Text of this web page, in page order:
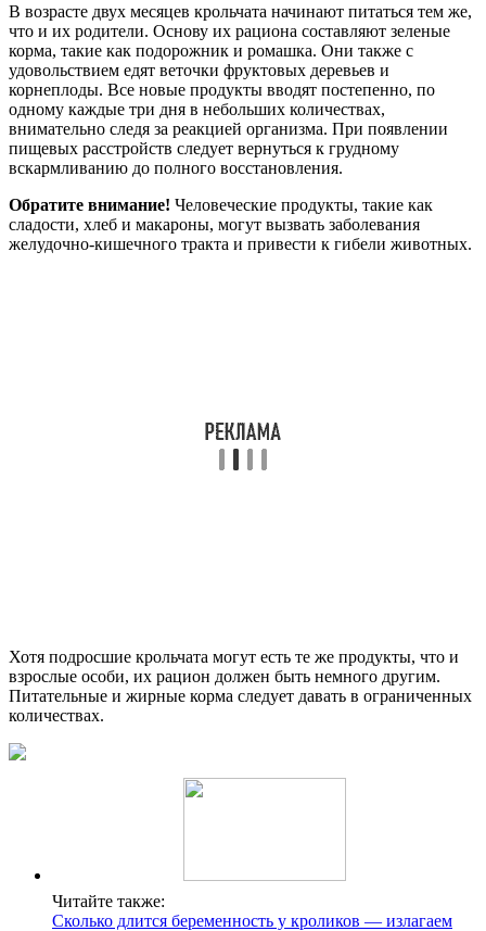
В возрасте двух месяцев крольчата начинают питаться тем же,
что и их родители. Основу их рациона составляют зеленые
корма, такие как подорожник и ромашка. Они также с
удовольствием едят веточки фруктовых деревьев и
корнеплоды. Все новые продукты вводят постепенно, по
одному каждые три дня в небольших количествах,
внимательно следя за реакцией организма. При появлении
пищевых расстройств следует вернуться к грудному
вскармливанию до полного восстановления.
Обратите внимание! Человеческие продукты, такие как
сладости, хлеб и макароны, могут вызвать заболевания
желудочно-кишечного тракта и привести к гибели животных.
Хотя подросшие крольчата могут есть те же продукты, что и
взрослые особи, их рацион должен быть немного другим.
Питательные и жирные корма следует давать в ограниченных
количествах.
Читайте также:
Сколько длится беременность у кроликов — излагаем